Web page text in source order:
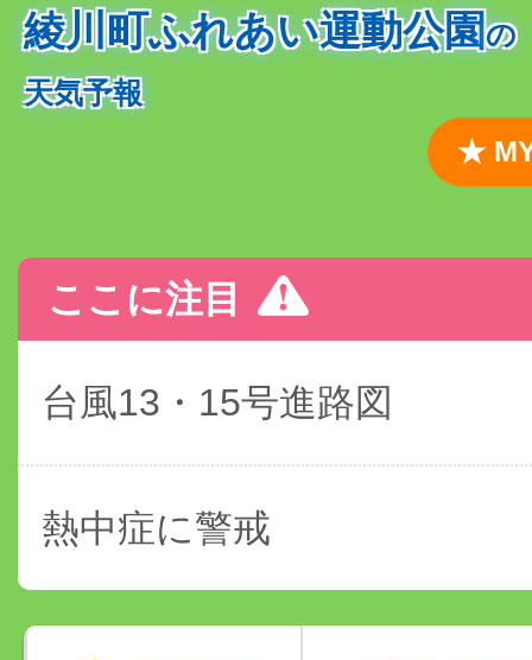
綾川町ふれあい運動公園の
天気予報
★
ここに注目
台風13・15号進路図
熱中症に警戒